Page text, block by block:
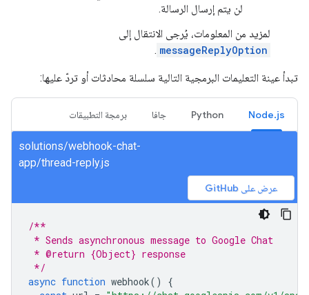
لن يتم إرسال الرسالة.
لمزيد من المعلومات، يُرجى الانتقال إلى
messageReplyOption
.
تبدأ عينة التعليمات البرمجية التالية سلسلة محادثات أو تردّ عليها:
Node.js
Python جافا برمجة التطبيقات
solutions/webhook-chat-
app/thread-reply.js
عرض على GitHub
/**
* Sends asynchronous message to Google Chat
* @return {Object} response
*/
async function webhook()
{